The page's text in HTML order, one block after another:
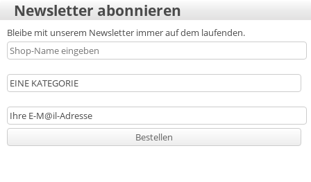
Newsletter abonnieren
Bleibe mit unserem Newsletter immer auf dem laufenden.